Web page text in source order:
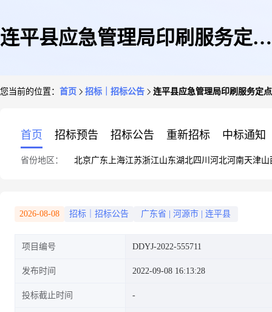
连平县应急管理局印刷服务定点
您当前的位置： 首页 招标｜招标公告 连平县应急管理局印刷服务定
首页 招标预告 招标公告 重新招标 中标通知
省份地区： 北京广东 上海江苏浙江山东湖北四川 河北河南天津山
2026-08-08 招标｜招标公告 广东省 河源市 连平县
项目编号 DDYJ-2022-555711
发布时间 2022-09-08 16:13:28
投标截止时间